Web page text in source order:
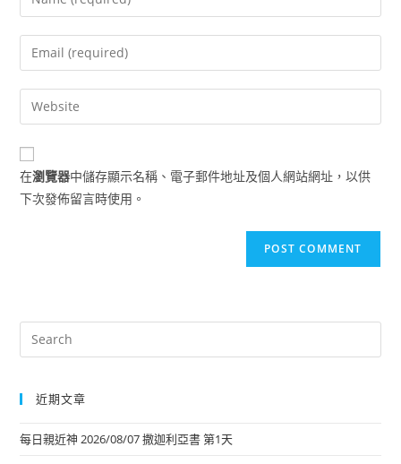
在瀏覽器中儲存顯示名稱、電子郵件地址及個人網站網址，以供
下次發佈留言時使用。
近期文章
每日親近神 2026/08/07 撒迦利亞書 第1天